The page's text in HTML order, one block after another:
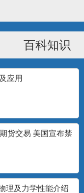
百科知识
应用
货交易 美国宣布禁
理及力学性能介绍
合金棒 L605钴基焊
热轧中板、δ≤4mm的
化性和中等还原性腐
合金管 蒙乃尔
最大、用途最广、综